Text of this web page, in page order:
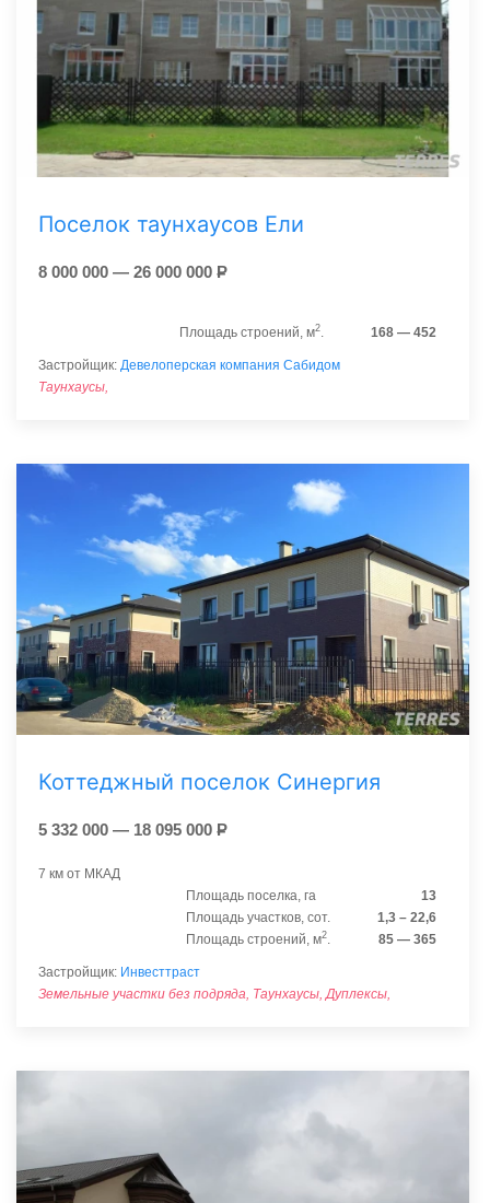
Поселок таунхаусов Ели
8 000 000 — 26 000 000 Р
Площадь строений, м2. 168 — 452
Застройщик: Девелоперская компания Сабидом
Таунхаусы,
Коттеджный поселок Синергия
5 332 000 — 18 095 000 Р
7 км от МКАД
Площадь поселка, га
13
Площадь участков, сот.
1,3 – 22,6
Площадь строений, м2. 85 — 365
Застройщик: Инвесттраст
Земельные участки без подряда, Таунхаусы, Дуплексы,